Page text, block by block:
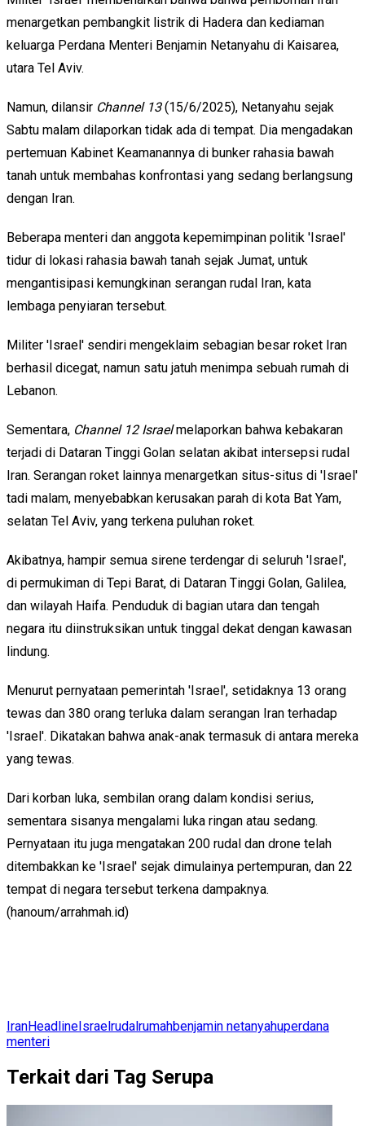
menargetkan pembangkit listrik di Hadera dan kediaman
keluarga Perdana Menteri Benjamin Netanyahu di Kaisarea,
utara Tel Aviv.
Namun, dilansir Channel 13(15/6/2025), Netanyahu sejak
Sabtu malam dilaporkan tidak ada di tempat. Dia mengadakan
pertemuan Kabinet Keamanannya di bunker rahasia bawah
tanah untuk membahas konfrontasi yang sedang berlangsung
dengan Iran.
Beberapa menteri dan anggota kepemimpinan politik 'Israel'
tidur di lokasi rahasia bawah tanah sejak Jumat, untuk
mengantisipasi kemungkinan serangan rudal Iran, kata
lembaga penyiaran tersebut.
Militer 'Israel' sendiri mengeklaim sebagian besar roket Iran
berhasil dicegat, namun satu jatuh menimpa sebuah rumah di
Lebanon.
Sementara, Channel 12 Israelmelaporkan bahwa kebakaran
terjadi di Dataran Tinggi Golan selatan akibat intersepsi rudal
Iran. Serangan roket lainnya menargetkan situs-situs di 'Israel'
tadi malam, menyebabkan kerusakan parah di kota Bat Yam,
selatan Tel Aviv, yang terkena puluhan roket.
Akibatnya, hampir semua sirene terdengar di seluruh 'Israel',
di permukiman di Tepi Barat, di Dataran Tinggi Golan, Galilea,
dan wilayah Haifa. Penduduk di bagian utara dan tengah
negara itu diinstruksikan untuk tinggal dekat dengan kawasan
lindung.
Menurut pernyataan pemerintah 'Israel', setidaknya 13 orang
tewas dan 380 orang terluka dalam serangan Iran terhadap
'Israel'. Dikatakan bahwa anak-anak termasuk di antara mereka
yang tewas.
Dari korban luka, sembilan orang dalam kondisi serius,
sementara sisanya mengalami luka ringan atau sedang.
Pernyataan itu juga mengatakan 200 rudal dan drone telah
ditembakkan ke 'Israel' sejak dimulainya pertempuran, dan 22
tempat di negara tersebut terkena dampaknya.
(hanoum/arrahmah.id)
IranHeadlineIsraelrudalrumahbenjamin netanyahuperdana
menteri
Terkait dari Tag Serupa